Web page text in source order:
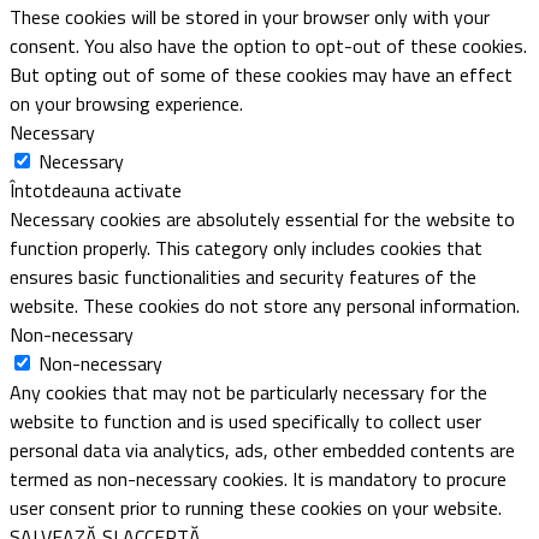
These cookies will be stored in your browser only with your
consent. You also have the option to opt-out of these cookies.
But opting out of some of these cookies may have an effect
on your browsing experience.
Necessary
Necessary
Întotdeauna activate
Necessary cookies are absolutely essential for the website to
function properly. This category only includes cookies that
ensures basic functionalities and security features of the
website. These cookies do not store any personal information.
Non-necessary
Non-necessary
Any cookies that may not be particularly necessary for the
website to function and is used specifically to collect user
personal data via analytics, ads, other embedded contents are
termed as non-necessary cookies. It is mandatory to procure
user consent prior to running these cookies on your website.